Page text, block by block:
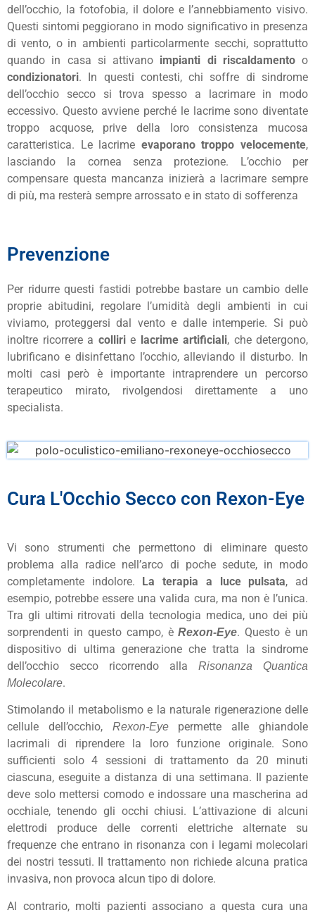
dell’occhio, la fotofobia, il dolore e l’annebbiamento visivo.
Questi sintomi peggiorano in modo significativo in presenza
di vento, o in ambienti particolarmente secchi, soprattutto
quando in casa si attivano impianti di riscaldamentoo
condizionatori. In questi contesti, chi soffre di sindrome
dell’occhio secco si trova spesso a lacrimare in modo
eccessivo. Questo avviene perché le lacrime sono diventate
troppo acquose, prive della loro consistenza mucosa
caratteristica. Le lacrime evaporano troppo velocemente,
lasciando la cornea senza protezione. L’occhio per
compensare questa mancanza inizierà a lacrimare sempre
di più, ma resterà sempre arrossato e in stato di sofferenza
Prevenzione
Per ridurre questi fastidi potrebbe bastare un cambio delle
proprie abitudini, regolare l’umidità degli ambienti in cui
viviamo, proteggersi dal vento e dalle intemperie. Si può
inoltre ricorrere a collirie lacrime artificiali, che detergono,
lubrificano e disinfettano l’occhio, alleviando il disturbo. In
molti casi però è importante intraprendere un percorso
terapeutico mirato, rivolgendosi direttamente a uno
specialista.
Cura L'Occhio Secco con Rexon-Eye
Vi sono strumenti che permettono di eliminare questo
problema alla radice nell’arco di poche sedute, in modo
completamente indolore. La terapia a luce pulsata, ad
esempio, potrebbe essere una valida cura, ma non è l’unica.
Tra gli ultimi ritrovati della tecnologia medica, uno dei più
sorprendenti in questo campo, èRexon-Eye. Questo è un
dispositivo di ultima generazione che tratta la sindrome
dell’occhio secco ricorrendo alla Risonanza Quantica
Molecolare.
Stimolando il metabolismo e la naturale rigenerazione delle
cellule dell’occhio, Rexon-Eyepermette alle ghiandole
lacrimali di riprendere la loro funzione originale. Sono
sufficienti solo 4 sessioni di trattamento da 20 minuti
ciascuna, eseguite a distanza di una settimana. Il paziente
deve solo mettersi comodo e indossare una mascherina ad
occhiale, tenendo gli occhi chiusi. L’attivazione di alcuni
elettrodi produce delle correnti elettriche alternate su
frequenze che entrano in risonanza con i legami molecolari
dei nostri tessuti. Il trattamento non richiede alcuna pratica
invasiva, non provoca alcun tipo di dolore.
Al contrario, molti pazienti associano a questa cura una